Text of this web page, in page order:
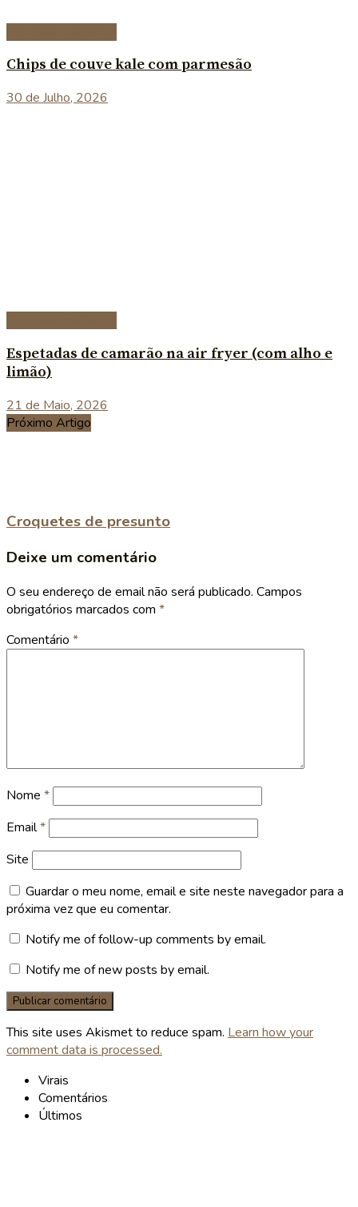
Chips de couve kale com parmesão
30 de Julho, 2026
Espetadas de camarão na air fryer (com alho e
limão)
21 de Maio, 2026
Próximo Artigo
Croquetes de presunto
Deixe um comentário
O seu endereço de email não será publicado. Campos
obrigatórios marcados com *
Comentário *
Nome *
Email*
Site
Guardar o meu nome, email e site neste navegador para a
próxima vez que eu comentar.
Notify me of follow-up comments by email.
Notify me of new posts by email.
This site uses Akismet to reduce spam. Learn how your
comment data is processed.
Virais
Comentários
Últimos